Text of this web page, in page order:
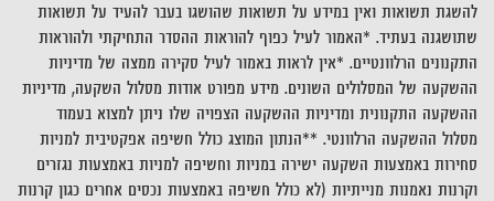
להשגת תשואות ואין במידע על תשואות שהושגו בעבר להעיד על תשואות
שתושגנה בעתיד. *האמור לעיל כפוף להוראות ההסדר התחיקתי ולהוראות
התקנונים הרלוונטיים. *אין לראות באמור לעיל סקירה ממצה של מדיניות
ההשקעה של המסלולים השונים. מידע מפורט אודות מסלול השקעה, מדיניות
ההשקעה התקנונית ומדיניות ההשקעה הצפויה שלו ניתן למצוא בעמוד
מסלול ההשקעה הרלוונטי. **הנתון המוצג כולל חשיפה אפקטיבית למניות
סחירות באמצעות השקעה ישירה במניות וחשיפה למניות באמצעות נגזרים
וקרנות נאמנות מנייתיות (לא כולל חשיפה באמצעות נכסים אחרים כגון קרנות